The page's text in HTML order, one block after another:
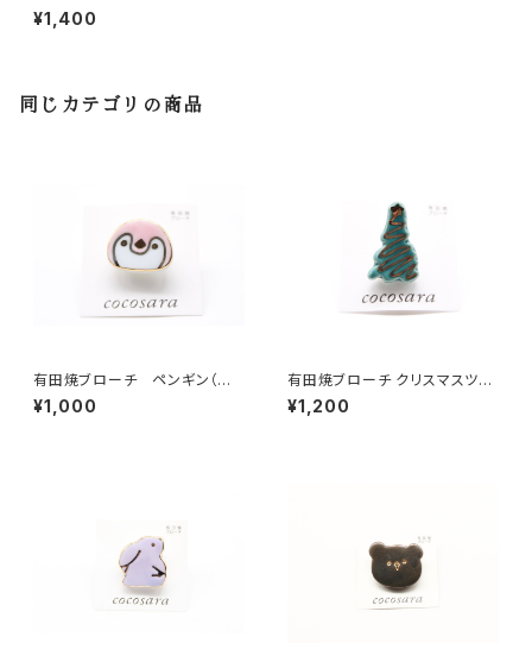
トの花びら）1
¥1,400
同じカテゴリの商品
有田焼ブローチ ペンギン（ピ
ンク）
¥1,000
有田焼ブローチ クリスマスツリ
ー 4
¥1,200